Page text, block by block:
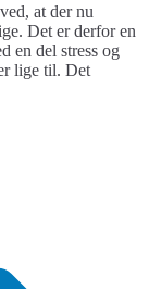
at der nu
Det er derfor en
en del stress og
lige til. Det